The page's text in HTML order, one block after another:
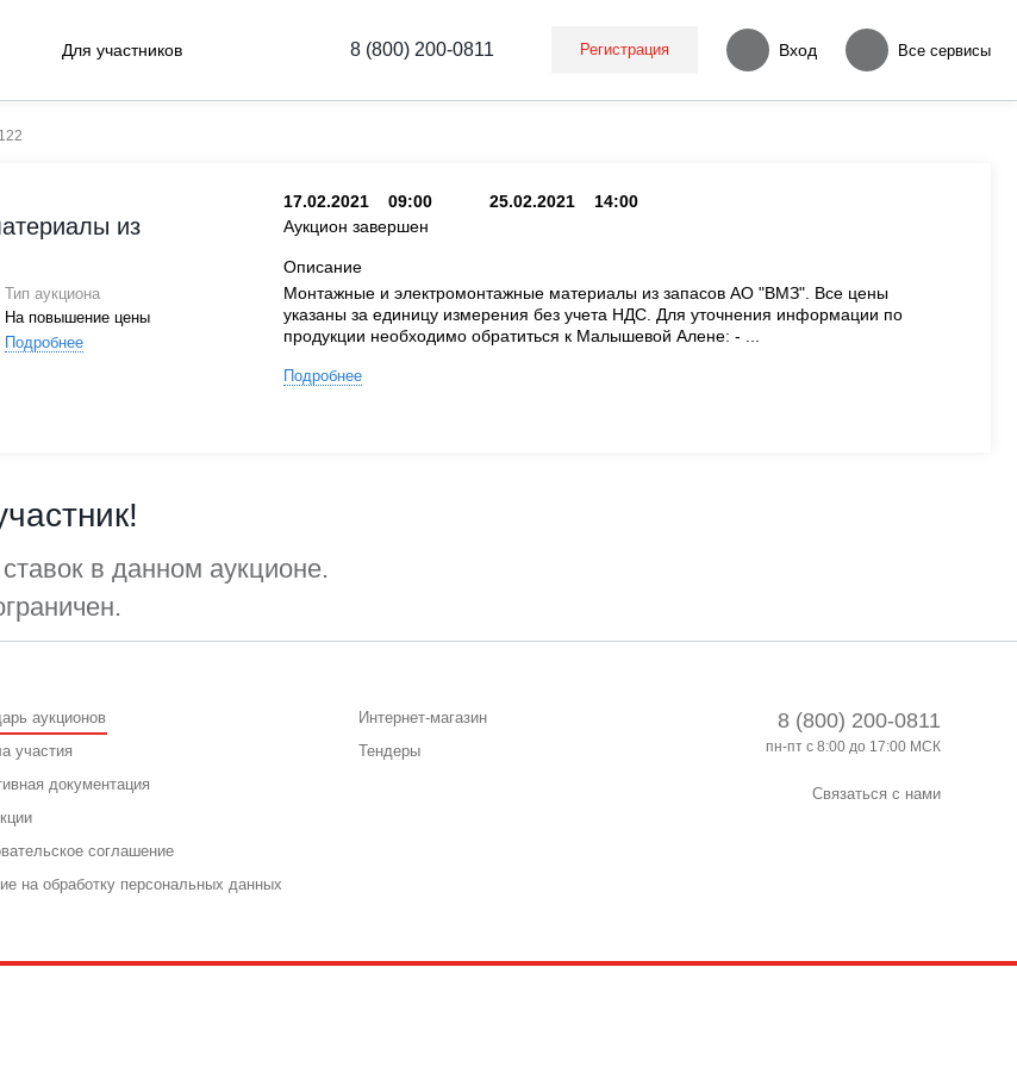
Для участников 8 (800) 200-0811 Регистрация Вход Все сервисы
из
Тип аукциона
На повышение цены
Подробнее
17.02.2021 09:00 25.02.2021
14:00
Аукцион завершен
Описание
Монтажные и электромонтажные материалы из запасов АО "ВМЗ". Все цены
указаны за единицу измерения без учета НДС. Для уточнения информации по
продукции необходимо обратиться к Малышевой Алене: - ...
Подробнее
в данном аукционе.
аукционов
участия
документация
соглашение
на обработку персональных данных
Интернет-магазин
Тендеры
8 (800) 200-0811
пн-пт с 8:00 до 17:00 МСК
Связаться с нами